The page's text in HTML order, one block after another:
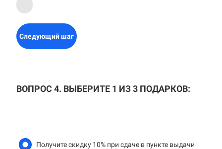
Следующий шаг
ВОПРОС 4. ВЫБЕРИТЕ 1 ИЗ 3 ПОДАРКОВ:
Получите скидку 10% при сдаче в пункте выдачи